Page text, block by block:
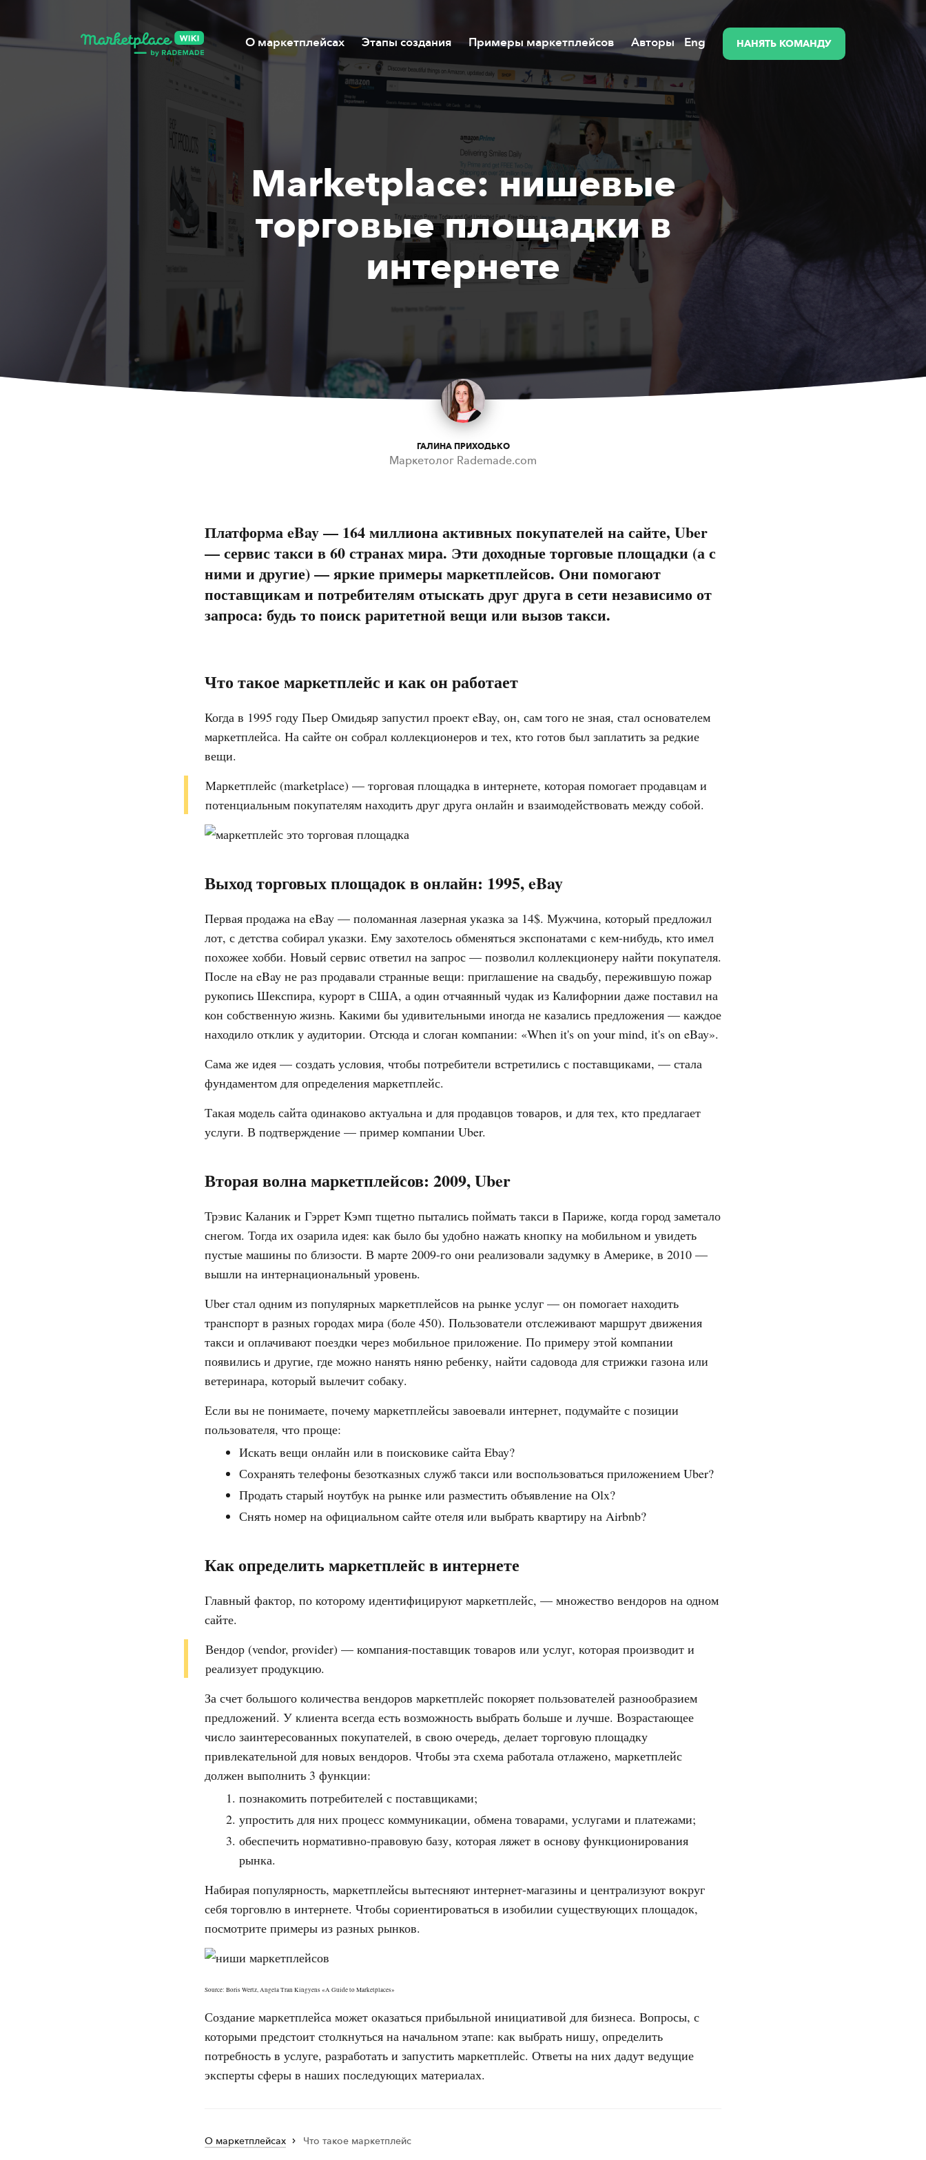
О маркетплейсах Этапы создания Примеры маркетплейсов Авторы Eng НАНЯТЬ КОМАНДУ
Marketplace: нишевые
торговые площадки в
интернете
ГАЛИНА ПРИХОДЬКО
Маркетолог Rademade.com
Платформа eBay — 164 миллиона активных покупателей на сайте, Uber
— сервис такси в 60 странах мира. Эти доходные торговые площадки (а с
ними и другие) — яркие примеры маркетплейсов. Они помогают
поставщикам и потребителям отыскать друг друга в сети независимо от
запроса: будь то поиск раритетной вещи или вызов такси.
Что такое маркетплейс и как он работает
Когда в 1995 году Пьер Омидьяр запустил проект eBay, он, сам того не зная, стал основателем
маркетплейса. На сайте он собрал коллекционеров и тех, кто готов был заплатить за редкие
вещи.
Маркетплейс (marketplace) — торговая площадка в интернете, которая помогает продавцам и
потенциальным покупателям находить друг друга онлайн и взаимодействовать между собой.
Выход торговых площадок в онлайн: 1995, eBay
Первая продажа на eBay — поломанная лазерная указка за 14$. Мужчина, который предложил
лот, с детства собирал указки. Ему захотелось обменяться экспонатами с кем-нибудь, кто имел
похожее хобби. Новый сервис ответил на запрос — позволил коллекционеру найти покупателя.
После на eBay не раз продавали странные вещи: приглашение на свадьбу, пережившую пожар
рукопись Шекспира, курорт в США, а один отчаянный чудак из Калифорнии даже поставил на
кон собственную жизнь. Какими бы удивительными иногда не казались предложения — каждое
находило отклик у аудитории. Отсюда и слоган компании: «When it's on your mind, it's on eBay».
Сама же идея — создать условия, чтобы потребители встретились с поставщиками, — стала
фундаментом для определения маркетплейс.
Такая модель сайта одинаково актуальна и для продавцов товаров, и для тех, кто предлагает
услуги. В подтверждение — пример компании Uber.
Вторая волна маркетплейсов: 2009, Uber
Трэвис Каланик и Гэррет Кэмп тщетно пытались поймать такси в Париже, когда город заметало
снегом. Тогда их озарила идея: как было бы удобно нажать кнопку на мобильном и увидеть
пустые машины по близости. В марте 2009-го они реализовали задумку в Америке, в 2010 —
вышли на интернациональный уровень.
Uber стал одним из популярных маркетплейсов на рынке услуг — он помогает находить
транспорт в разных городах мира (боле 450). Пользователи отслеживают маршрут движения
такси и оплачивают поездки через мобильное приложение. По примеру этой компании
появились и другие, где можно нанять няню ребенку, найти садовода для стрижки газона или
ветеринара, который вылечит собаку.
Если вы не понимаете, почему маркетплейсы завоевали интернет, подумайте с позиции
пользователя, что проще:
Искать вещи онлайн или в поисковике сайта Ebay?
Сохранять телефоны безотказных служб такси или воспользоваться приложением Uber?
Продать старый ноутбук на рынке или разместить объявление на Olx?
Снять номер на официальном сайте отеля или выбрать квартиру на Airbnb?
Как определить маркетплейс в интернете
Главный фактор, по которому идентифицируют маркетплейс, — множество вендоров на одном
сайте.
Вендор (vendor, provider) — компания-поставщик товаров или услуг, которая производит и
реализует продукцию.
За счет большого количества вендоров маркетплейс покоряет пользователей разнообразием
предложений. У клиента всегда есть возможность выбрать больше и лучше. Возрастающее
число заинтересованных покупателей, в свою очередь, делает торговую площадку
привлекательной для новых вендоров. Чтобы эта схема работала отлажено, маркетплейс
должен выполнить 3 функции:
познакомить потребителей с поставщиками;
упростить для них процесс коммуникации, обмена товарами, услугами и платежами;
обеспечить нормативно-правовую базу, которая ляжет в основу функционирования
рынка.
Набирая популярность, маркетплейсы вытесняют интернет-магазины и централизуют вокруг
себя торговлю в интернете. Чтобы сориентироваться в изобилии существующих площадок,
посмотрите примеры из разных рынков.
Source: Boris Wertz, Angela Tran Kingyens «A Guide to Marketplaces»
Создание маркетплейса может оказаться прибыльной инициативой для бизнеса. Вопросы, с
которыми предстоит столкнуться на начальном этапе: как выбрать нишу, определить
потребность в услуге, разработать и запустить маркетплейс. Ответы на них дадут ведущие
эксперты сферы в наших последующих материалах.
О маркетплейсах Что такое маркетплейс